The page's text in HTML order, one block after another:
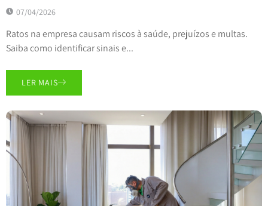
07/04/2026
Ratos na empresa causam riscos à saúde, prejuízos e multas.
Saiba como identificar sinais e...
LER MAIS